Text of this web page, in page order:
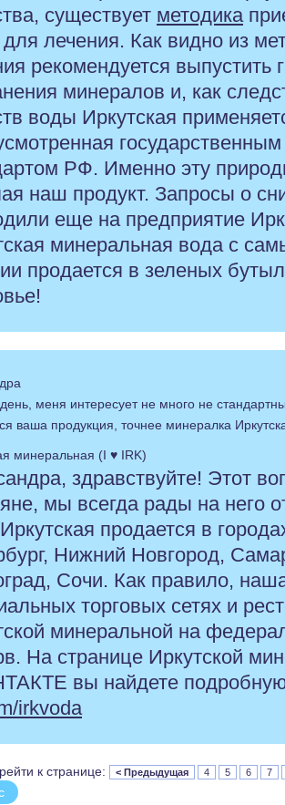
существует методика
лечения. Как видно из
рекомендуется выпустить
минералов и, как
воды Иркутская
РФ. Именно эту
наш продукт. Запросы о
еще на предприятие
минеральная вода с
продается в зеленых
меня интересует не много не
ваша продукция, точнее минералка
минеральная (I ♥ IRK)
здравствуйте! Этот
мы всегда рады на него
продается в
Нижний Новгород,
Сочи. Как правило,
торговых сетях и
минеральной на
На странице Иркутской
вы найдете
irkvoda
к странице: < Предыдущая 4 5 6 7